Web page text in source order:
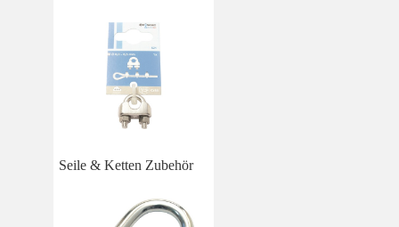
Seile & Ketten Zubehör